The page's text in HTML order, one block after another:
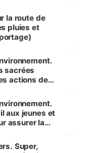
la route de
pluies et
sacrées
actions de
aux jeunes et
assurer la
Super,